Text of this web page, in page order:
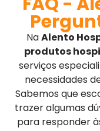
NaAlento
produtos
serviços
necessidades
Sabemos que
trazer algumas
para responder